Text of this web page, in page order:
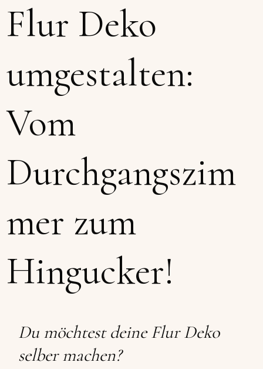
Flur Deko
umgestalten:
Vom
Durchgangszim
mer zum
Hingucker!
Du möchtest deine Flur Deko
selber machen?